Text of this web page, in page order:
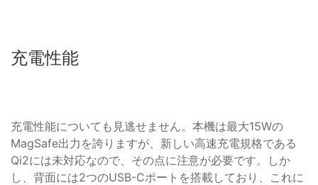
充電性能
充電性能についても見逃せません。本機は最大15Wの
MagSafe出力を誇りますが、新しい高速充電規格である
Qi2には未対応なので、その点に注意が必要です。しか
し、背面には2つのUSB-Cポートを搭載しており、これに